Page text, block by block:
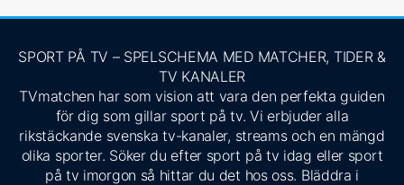
SPORT PÅ TV – SPELSCHEMA MED MATCHER, TIDER &
TV KANALER
TVmatchen har som vision att vara den perfekta guiden
för dig som gillar sport på tv. Vi erbjuder alla
rikstäckande svenska tv-kanaler, streams och en mängd
olika sporter. Söker du efter sport på tv idag eller sport
på tv imorgon så hittar du det hos oss. Bläddra i